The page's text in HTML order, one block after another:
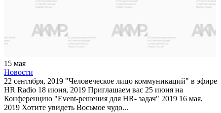
15 мая
Новости
22 сентября, 2019 "Человеческое лицо коммуникаций" в эфире
HR Radio 18 июня, 2019 Приглашаем вас 25 июня на
Конференцию "Event-решения для HR- задач" 2019 16 мая,
2019 Хотите увидеть Восьмое чудо...